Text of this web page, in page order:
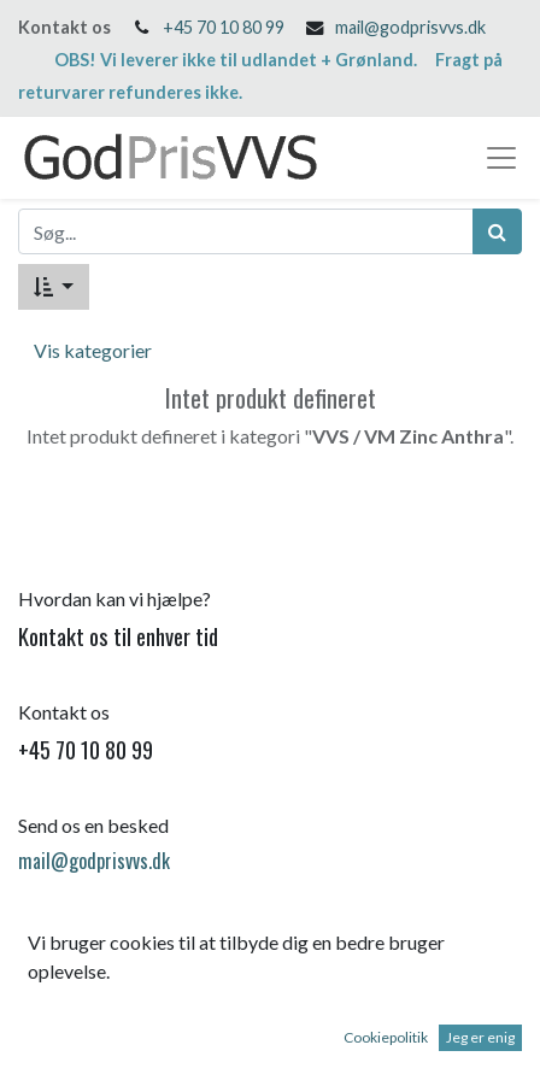
Kontakt os +45 70 10 80 99
mail@godprisvvs.dk
OBS! Vi leverer ikke til udlandet + Grønland. Fragt på
returvarer refunderes ikke.
Vis kategorier
Intet produkt defineret
Intet produkt defineret i kategori "VVS / VM Zinc Anthra".
Hvordan kan vi hjælpe?
Kontakt os til enhver tid
Kontakt os
+45 70 10 80 99
Send os en besked
mail@godprisvvs.dk
Startside
Vi bruger cookies til at tilbyde dig en bedre bruger
oplevelse.
Cookiepolitik Jeg er enig